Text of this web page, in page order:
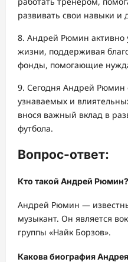
развивать свои навыки и
8. Андрей Рюмин активно
жизни, поддерживая
фонды, помогающие
9. Сегодня Андрей Рюмин
узнаваемых и
внося важный вклад в
футбола.
Вопрос-ответ:
Кто такой Андрей Рюмин?
Андрей Рюмин —
музыкант. Он является
группы «Найк Борзов».
Какова биография